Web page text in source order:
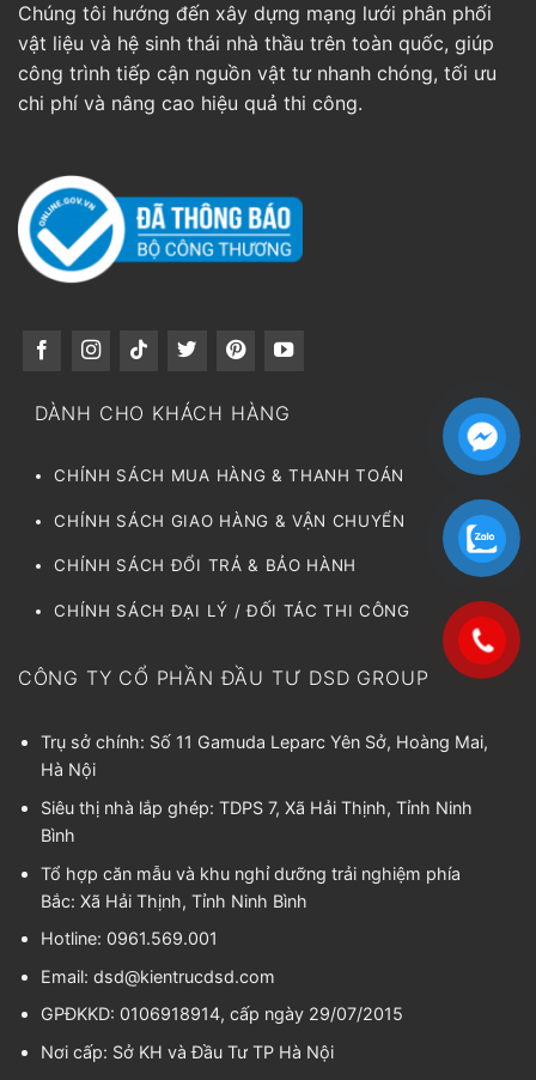
Chúng tôi hướng đến xây dựng mạng lưới phân phối
vật liệu và hệ sinh thái nhà thầu trên toàn quốc, giúp
công trình tiếp cận nguồn vật tư nhanh chóng, tối ưu
chi phí và nâng cao hiệu quả thi công.
DÀNH CHO KHÁCH HÀNG
CHÍNH SÁCH MUA HÀNG & THANH TOÁN
CHÍNH SÁCH GIAO HÀNG & VẬN CHUYỂN
CHÍNH SÁCH ĐỔI TRẢ & BẢO HÀNH
CHÍNH SÁCH ĐẠI LÝ / ĐỐI TÁC THI CÔNG
CÔNG TY CỔ PHẦN ĐẦU TƯ DSD GROUP
Trụ sở chính: Số 11 Gamuda Leparc Yên Sở, Hoàng Mai,
Hà Nội
Siêu thị nhà lắp ghép: TDPS 7, Xã Hải Thịnh, Tỉnh Ninh
Bình
Tổ hợp căn mẫu và khu nghỉ dưỡng trải nghiệm phía
Bắc: Xã Hải Thịnh, Tỉnh Ninh Bình
Hotline: 0961.569.001
Email: dsd@kientrucdsd.com
GPĐKKD: 0106918914, cấp ngày 29/07/2015
Nơi cấp: Sở KH và Đầu Tư TP Hà Nội